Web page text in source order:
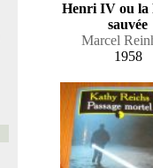
Henri IV ou la
sauvée
Marcel
1958